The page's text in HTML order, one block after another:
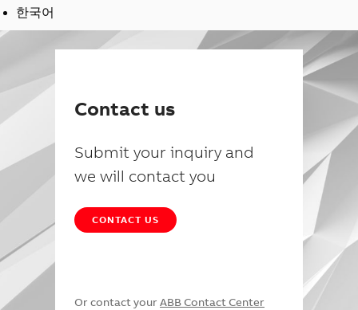
한국어
Contact us
Submit your inquiry and
we will contact you
CONTACT US
Or contact your ABB Contact Center